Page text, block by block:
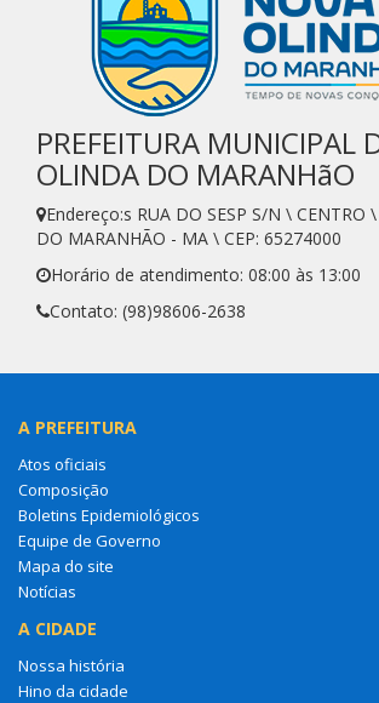
PREFEITURA MUNICIPAL
OLINDA DO MARANHãO
Endereço:s RUA DO SESP S/N \ CENTRO
DO MARANHÃO - MA \ CEP: 65274000
Horário de atendimento: 08:00 às 13:00
Contato: (98)98606-2638
A PREFEITURA
Atos oficiais
Composição
Boletins Epidemiológicos
Equipe de Governo
Mapa do site
Notícias
A CIDADE
Nossa história
Hino da cidade